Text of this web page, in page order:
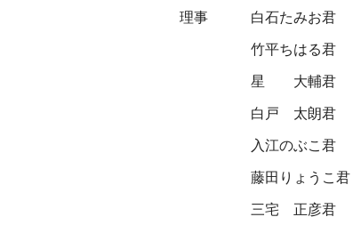
理事 白石たみお君
竹平ちはる君
星 大輔君
白戸 太朗君
入江のぶこ君
藤田りょうこ君
三宅 正彦君